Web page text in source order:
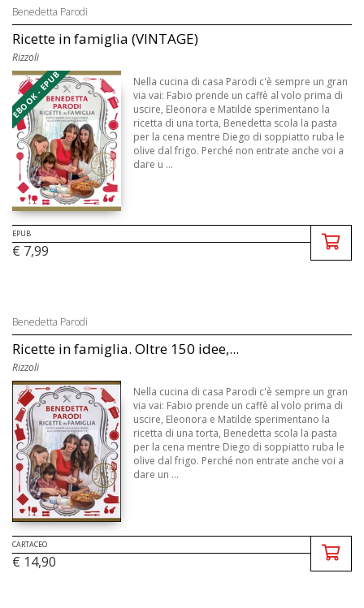
Benedetta Parodi
Ricette in famiglia (VINTAGE)
Rizzoli
EBOOK - EPUB
Nella cucina di casa Parodi c'è sempre un gran
via vai: Fabio prende un caffè al volo prima di
uscire, Eleonora e Matilde sperimentano la
ricetta di una torta, Benedetta scola la pasta
per la cena mentre Diego di soppiatto ruba le
olive dal frigo. Perché non entrate anche voi a
dare u ...
EPUB
€ 7,99
Benedetta Parodi
Ricette in famiglia. Oltre 150 idee,...
Rizzoli
Nella cucina di casa Parodi c'è sempre un gran
via vai: Fabio prende un caffè al volo prima di
uscire, Eleonora e Matilde sperimentano la
ricetta di una torta, Benedetta scola la pasta
per la cena mentre Diego di soppiatto ruba le
olive dal frigo. Perché non entrate anche voi a
dare un ...
CARTACEO
€ 14,90